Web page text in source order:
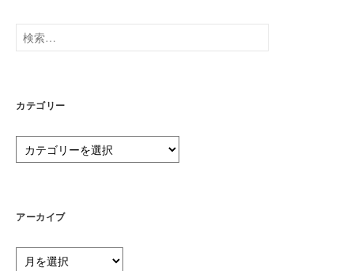
検
索:
カテゴリー
テ
ー
アーカイブ